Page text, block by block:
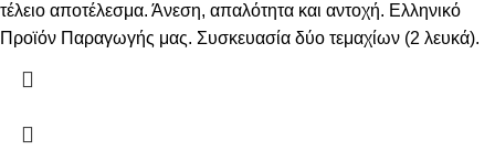
τέλειο αποτέλεσμα. Άνεση, απαλότητα και αντοχή. Ελληνικό
Προϊόν Παραγωγής μας. Συσκευασία δύο τεμαχίων (2 λευκά).